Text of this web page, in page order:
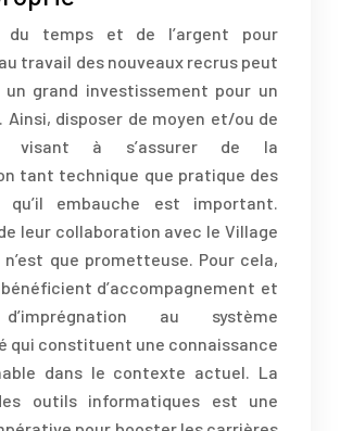
du temps et de l’argent pour
travail des nouveaux recrus peut
grand investissement pour un
Ainsi, disposer de moyen et/ou de
visant à s’assurer de la
tant technique que pratique des
qu’il embauche est important.
leur collaboration avec le Village
n’est que prometteuse. Pour cela,
d’accompagnement et
au système
qui constituent une connaissance
dans le contexte actuel. La
outils informatiques est une